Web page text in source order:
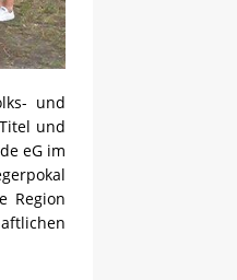
und
und
eG im
Region